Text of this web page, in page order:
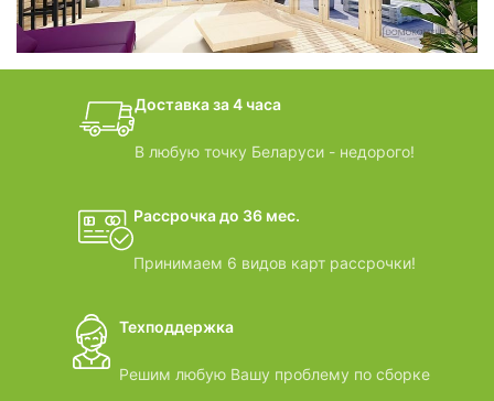
дачные домики
ВИДЕООБЗОРЫ
Доставка за 4 часа
В любую точку Беларуси - недорого!
Рассрочка до 36 мес.
Принимаем 6 видов карт рассрочки!
Техподдержка
Решим любую Вашу проблему по сборке